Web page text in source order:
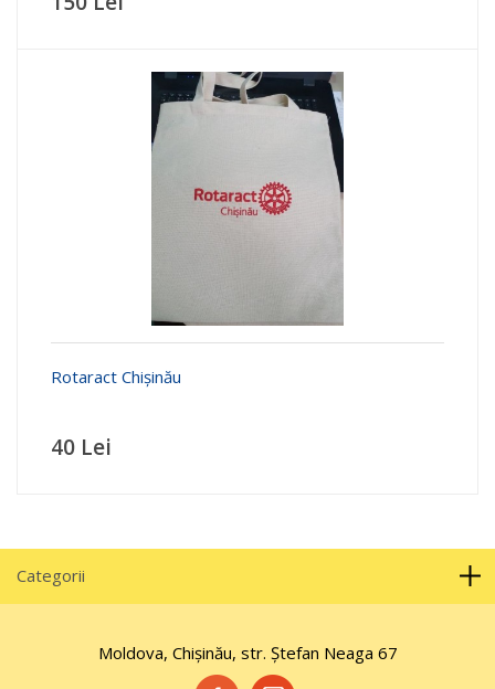
Rotaract Chișinău
40 Lei
Categorii
Moldova, Chișinău, str. Ştefan Neaga 67